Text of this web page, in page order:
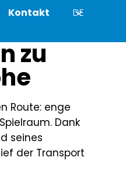
Kontakt DE
zu
Route: enge
Dank
seines
der Transport